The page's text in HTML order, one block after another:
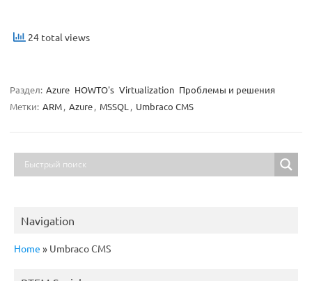
24 total views
Раздел: Azure HOWTO's Virtualization Проблемы и решения
Метки: ARM, Azure, MSSQL , Umbraco CMS
Navigation
Home » Umbraco CMS